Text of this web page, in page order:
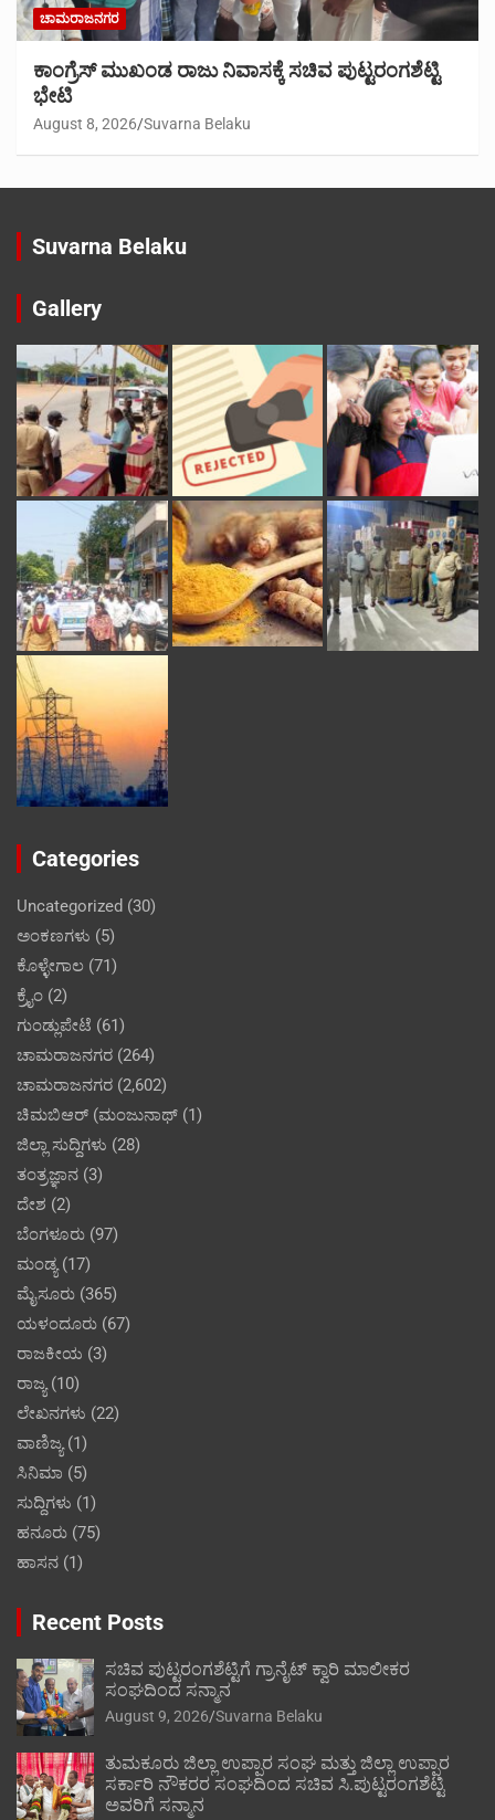
ಚಾಮರಾಜನಗರ
ಕಾಂಗ್ರೆಸ್ ಮುಖಂಡ ರಾಜು ನಿವಾಸಕ್ಕೆ ಸಚಿವ ಪುಟ್ಟರಂಗಶೆಟ್ಟಿ
ಭೇಟಿ
August 8, 2026 Suvarna Belaku
Suvarna Belaku
Gallery
Categories
Uncategorized (30)
ಅಂಕಣಗಳು (5)
ಕೊಳ್ಳೇಗಾಲ (71)
ಕ್ರೈಂ (2)
ಗುಂಡ್ಲುಪೇಟೆ (61)
ಚಾಮರಾಜನಗರ (264)
ಚಾಮರಾಜನಗರ (2,602)
ಚಿಮಬಿಆರ್ (ಮಂಜುನಾಥ್ (1)
ಜಿಲ್ಲಾ ಸುದ್ದಿಗಳು (28)
ತಂತ್ರಜ್ಞಾನ (3)
ದೇಶ (2)
ಬೆಂಗಳೂರು (97)
ಮಂಡ್ಯ(17)
ಮೈಸೂರು (365)
ಯಳಂದೂರು (67)
ರಾಜಕೀಯ (3)
ರಾಜ್ಯ(10)
ಲೇಖನಗಳು (22)
ವಾಣಿಜ್ಯ(1)
ಸಿನಿಮಾ (5)
ಸುದ್ದಿಗಳು (1)
ಹನೂರು (75)
ಹಾಸನ (1)
Recent Posts
ಸಚಿವ ಪುಟ್ಟರಂಗಶೆಟ್ಟಿಗೆ ಗ್ರಾನೈಟ್ ಕ್ವಾರಿ ಮಾಲೀಕರ
ಸಂಘದಿಂದ ಸನ್ಮಾನ
August 9, 2026 Suvarna Belaku
ತುಮಕೂರು ಜಿಲ್ಲಾ ಉಪ್ಪಾರ ಸಂಘ ಮತ್ತು ಜಿಲ್ಲಾ ಉಪ್ಪಾರ
ಸರ್ಕಾರಿ ನೌಕರರ ಸಂಘದಿಂದ ಸಚಿವ ಸಿ.ಪುಟ್ಟರಂಗಶೆಟ್ಟಿ
ಅವರಿಗೆ ಸನ್ಮಾನ